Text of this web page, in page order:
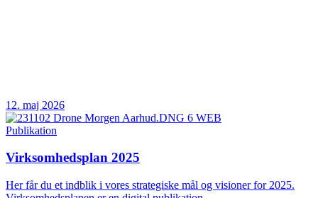
12. maj 2026
Publikation
Virksomhedsplan 2025
Her får du et indblik i vores strategiske mål og visioner for 2025.